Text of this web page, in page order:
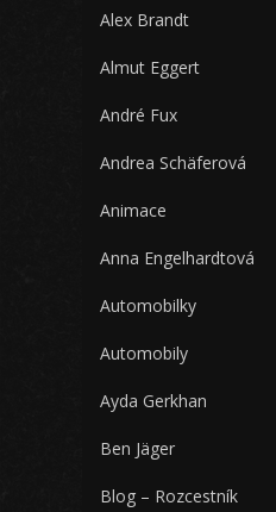
Alex Brandt
Almut Eggert
André Fux
Andrea Schäferová
Animace
Anna Engelhardtová
Automobilky
Automobily
Ayda Gerkhan
Ben Jäger
Blog – Rozcestník